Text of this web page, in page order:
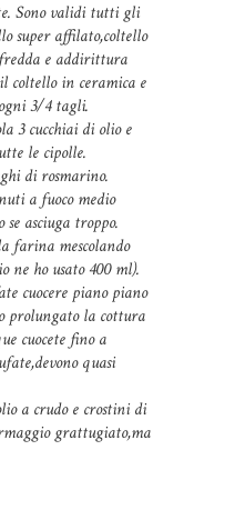
Sono validi tutti gli
super affilato,coltello
e addirittura
coltello in ceramica e
3/4 tagli.
3 cucchiai di olio e
le cipolle.
di rosmarino.
a fuoco medio
asciuga troppo.
farina mescolando
ne ho usato 400 ml).
cuocere piano piano
prolungato la cottura
cuocete fino a
quasi
a crudo e crostini di
grattugiato,ma